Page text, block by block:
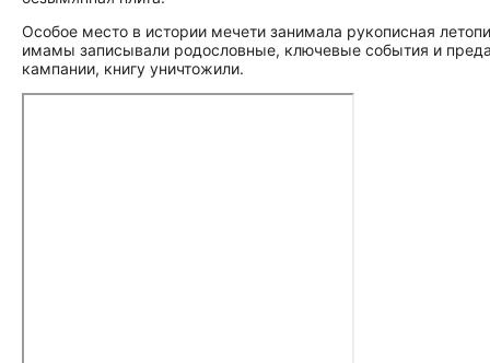
Особое место в истории мечети занимала рукописная
имамы записывали родословные, ключевые события и
кампании, книгу уничтожили.